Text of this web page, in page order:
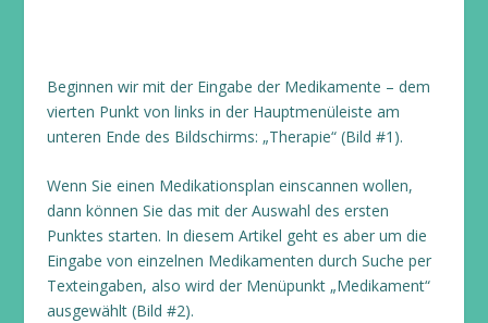
Beginnen wir mit der Eingabe der Medikamente – dem
vierten Punkt von links in der Hauptmenüleiste am
unteren Ende des Bildschirms: „Therapie“ (Bild #1).
Wenn Sie einen Medikationsplan einscannen wollen,
dann können Sie das mit der Auswahl des ersten
Punktes starten. In diesem Artikel geht es aber um die
Eingabe von einzelnen Medikamenten durch Suche per
Texteingaben, also wird der Menüpunkt „Medikament“
ausgewählt (Bild #2).